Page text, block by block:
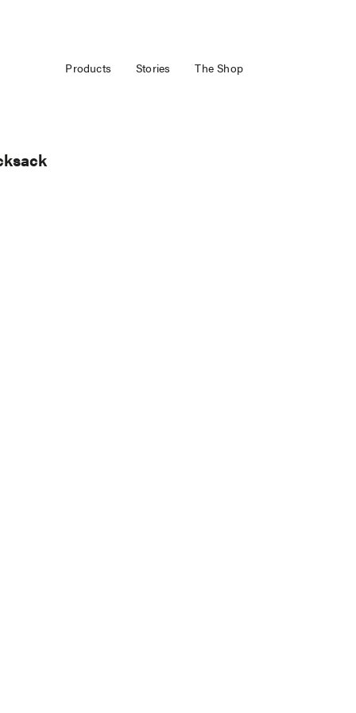
Products Stories The Shop